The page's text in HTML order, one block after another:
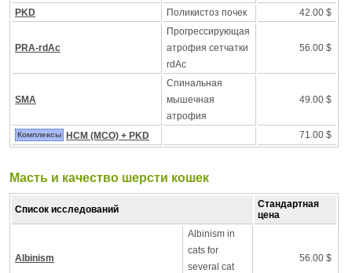
PKD Поликистоз почек 42.00 $
PRA-rdAc
Прогрессирующая
атрофия сетчатки
rdAc
56.00 $
SMA
Спинальная
мышечная
атрофия
49.00 $
Комплексы HCM (MCO) + PKD 71.00 $
Масть и качество шерсти кошек
Список исследований
Стандартная
цена
Albinism
Albinism in
cats for
several cat
56.00 $